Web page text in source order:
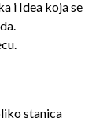
i Idea koja se
stanica